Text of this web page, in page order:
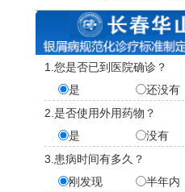
1.您是否已到医院确诊？
是
还没有
2.是否使用外用药物？
是
没有
3.患病时间有多久？
刚发现
半年内